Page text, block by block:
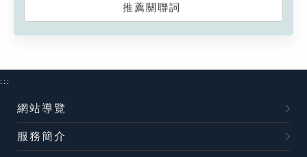
推薦關聯詞
:::
網站導覽
服務簡介